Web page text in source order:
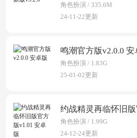
角色扮演 / 335.6M
24-11-22更新
鸣潮官方版v2.0.0 安
角色扮演 / 1.83G
25-01-02更新
角色扮演 / 1.99G
24-12-24更新